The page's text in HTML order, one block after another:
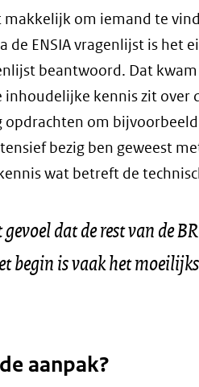
makkelijk om iemand te
de ENSIA vragenlijst is het
beantwoord. Dat
inhoudelijke kennis zit over
opdrachten om
bezig ben geweest
wat betreft de
dat de rest van de
begin is vaak het
aanpak?